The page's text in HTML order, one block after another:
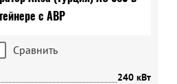
Сравнить
240 кВт